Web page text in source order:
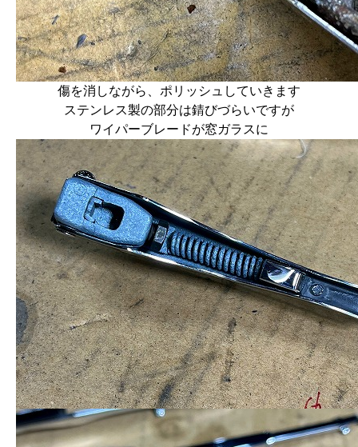
傷を消しながら、ポリッシュしていきます
ステンレス製の部分は錆びづらいですが
ワイパーブレードが窓ガラスに